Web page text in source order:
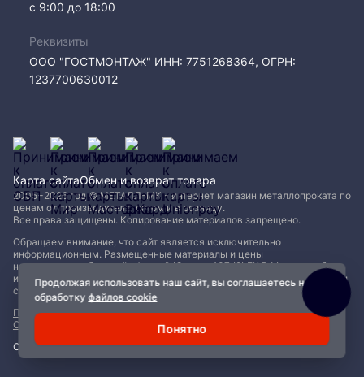
Продолжая использовать наш сайт, вы соглашаетесь на
обработкуфайлов cookie
Понятно
с 9:00 до 18:00
Реквизиты
ООО "ГОСТМОНТАЖ" ИНН: 7751268364, ОГРН:
1237700630012
2005−2026 год © МЕТАЛЛ-МК - интернет магазин металлопроката по
ценам от производителя, оптом и в розницу.
Все права защищены. Копирование материалов запрещено.
Обращаем внимание, что сайт является исключительно
информационным. Размещенные материалы и цены
не являются публичной офертой (Статья 437 (2) ГК РФ)и могут быть
изменены без уведомления. Для уточнения наличия, характеристик и
стоимости материалов обращайтесь в офисы продаж.
Политика конфиденциальности|Пользовательское соглашение|
Обработка файлов Cookie
Сделано с ❤️
Карта сайтаОбмен и возврат товара